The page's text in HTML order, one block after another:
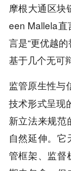
摩根大通区块
een Mallela
言是“更优越
基于几个无可
监管原生性与
技术形式呈现
新立法来规范
自然延伸。
管框架、监督